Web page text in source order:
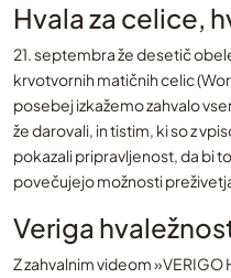
Hvala za celice,
21. septembra že desetič
krvotvornih matičnih celic
posebej izkažemo zahvalo
že darovali, in tistim, ki so z
pokazali pripravljenost, da bi
povečujejo možnosti
Veriga
Z zahvalnim videom »VERIGO